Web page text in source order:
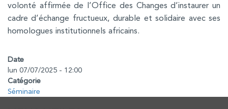
volonté affirmée de l’Office des Changes d’instaurer un
cadre d’échange fructueux, durable et solidaire avec ses
homologues institutionnels africains.
Date
lun 07/07/2025 - 12:00
Catégorie
Séminaire